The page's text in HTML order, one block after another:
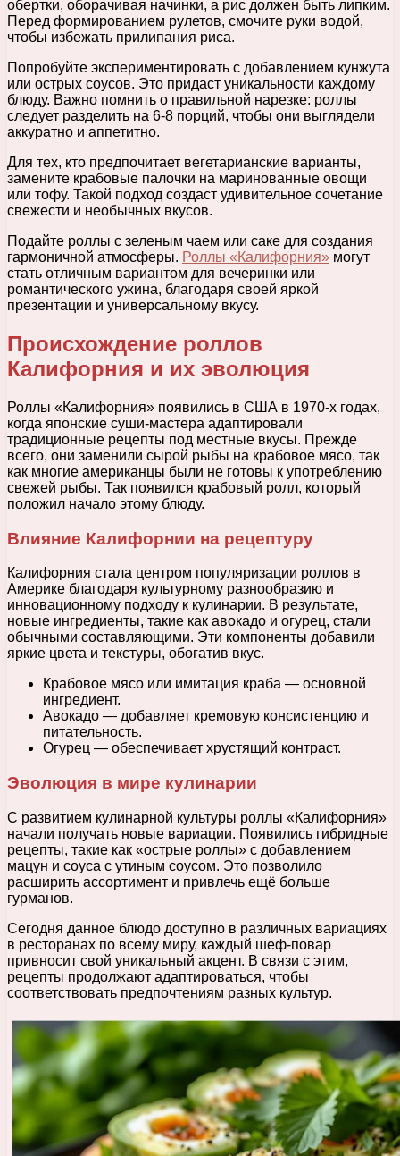
обертки, оборачивая начинки, а рис должен быть липким.
Перед формированием рулетов, смочите руки водой,
чтобы избежать прилипания риса.
Попробуйте экспериментировать с добавлением кунжута
или острых соусов. Это придаст уникальности каждому
блюду. Важно помнить о правильной нарезке: роллы
следует разделить на 6-8 порций, чтобы они выглядели
аккуратно и аппетитно.
Для тех, кто предпочитает вегетарианские варианты,
замените крабовые палочки на маринованные овощи
или тофу. Такой подход создаст удивительное сочетание
свежести и необычных вкусов.
Подайте роллы с зеленым чаем или саке для создания
гармоничной атмосферы. Роллы «Калифорния» могут
стать отличным вариантом для вечеринки или
романтического ужина, благодаря своей яркой
презентации и универсальному вкусу.
Происхождение роллов
Калифорния и их эволюция
Роллы «Калифорния» появились в США в 1970-х годах,
когда японские суши-мастера адаптировали
традиционные рецепты под местные вкусы. Прежде
всего, они заменили сырой рыбы на крабовое мясо, так
как многие американцы были не готовы к употреблению
свежей рыбы. Так появился крабовый ролл, который
положил начало этому блюду.
Влияние Калифорнии на рецептуру
Калифорния стала центром популяризации роллов в
Америке благодаря культурному разнообразию и
инновационному подходу к кулинарии. В результате,
новые ингредиенты, такие как авокадо и огурец, стали
обычными составляющими. Эти компоненты добавили
яркие цвета и текстуры, обогатив вкус.
Крабовое мясо или имитация краба — основной
ингредиент.
Авокадо — добавляет кремовую консистенцию и
питательность.
Огурец — обеспечивает хрустящий контраст.
Эволюция в мире кулинарии
С развитием кулинарной культуры роллы «Калифорния»
начали получать новые вариации. Появились гибридные
рецепты, такие как «острые роллы» с добавлением
мацун и соуса с утиным соусом. Это позволило
расширить ассортимент и привлечь ещё больше
гурманов.
Сегодня данное блюдо доступно в различных вариациях
в ресторанах по всему миру, каждый шеф-повар
привносит свой уникальный акцент. В связи с этим,
рецепты продолжают адаптироваться, чтобы
соответствовать предпочтениям разных культур.